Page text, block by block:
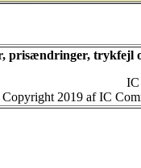
prisændringer, trykfejl
IC
Copyright 2019 af IC